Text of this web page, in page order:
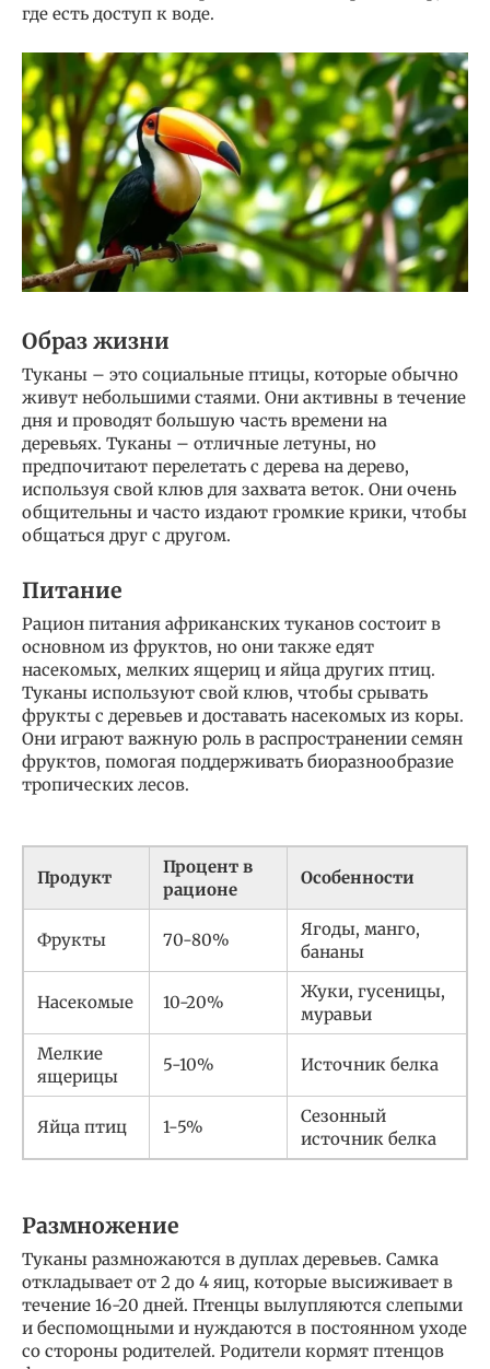
где есть доступ к воде.
Образ жизни
Туканы – это социальные птицы, которые обычно
живут небольшими стаями. Они активны в течение
дня и проводят большую часть времени на
деревьях. Туканы – отличные летуны, но
предпочитают перелетать с дерева на дерево,
используя свой клюв для захвата веток. Они очень
общительны и часто издают громкие крики, чтобы
общаться друг с другом.
Питание
Рацион питания африканских туканов состоит в
основном из фруктов, но они также едят
насекомых, мелких ящериц и яйца других птиц.
Туканы используют свой клюв, чтобы срывать
фрукты с деревьев и доставать насекомых из коры.
Они играют важную роль в распространении семян
фруктов, помогая поддерживать биоразнообразие
тропических лесов.
Продукт
Процент в
рационе
Особенности
Фрукты 70-80%
Ягоды, манго,
бананы
Насекомые 10-20%
Жуки, гусеницы,
муравьи
Мелкие
ящерицы
5-10% Источник белка
Яйца птиц 1-5%
Сезонный
источник белка
Размножение
Туканы размножаются в дуплах деревьев. Самка
откладывает от 2 до 4 яиц, которые высиживает в
течение 16-20 дней. Птенцы вылупляются слепыми
и беспомощными и нуждаются в постоянном уходе
со стороны родителей. Родители кормят птенцов